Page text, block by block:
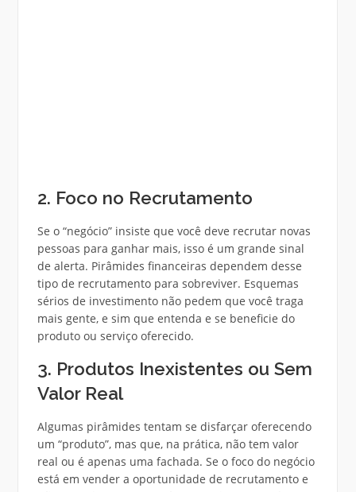
2. Foco no Recrutamento
Se o “negócio” insiste que você deve recrutar novas
pessoas para ganhar mais, isso é um grande sinal
de alerta. Pirâmides financeiras dependem desse
tipo de recrutamento para sobreviver. Esquemas
sérios de investimento não pedem que você traga
mais gente, e sim que entenda e se beneficie do
produto ou serviço oferecido.
3. Produtos Inexistentes ou Sem
Valor Real
Algumas pirâmides tentam se disfarçar oferecendo
um “produto”, mas que, na prática, não tem valor
real ou é apenas uma fachada. Se o foco do negócio
está em vender a oportunidade de recrutamento e